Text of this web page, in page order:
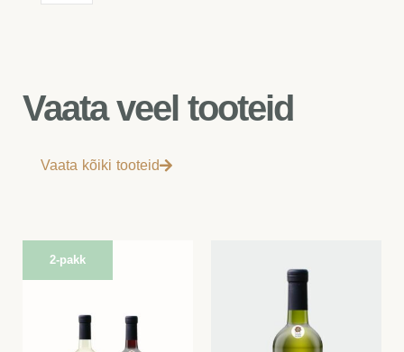
Vaata veel tooteid
Vaata kõiki tooteid
2-pakk